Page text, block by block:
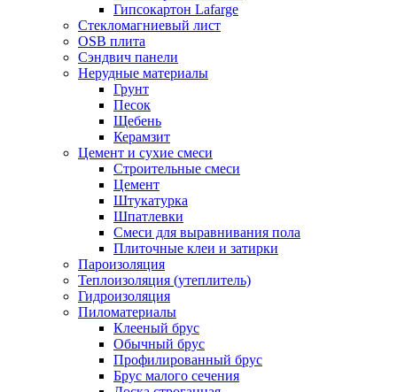
Гипсокартон Lafarge
Стекломагниевый лист
OSB плита
Сэндвич панели
Нерудные материалы
Грунт
Песок
Щебень
Керамзит
Цемент и сухие смеси
Строительные смеси
Цемент
Штукатурка
Шпатлевки
Смеси для выравнивания пола
Плиточные клеи и затирки
Пароизоляция
Теплоизоляция (утеплитель)
Гидроизоляция
Пиломатериалы
Клееный брус
Обычный брус
Профилированный брус
Брус малого сечения